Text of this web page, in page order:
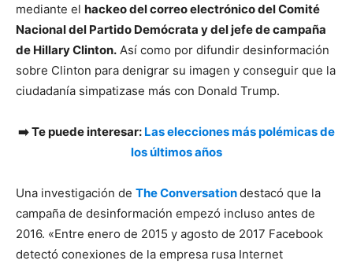
mediante el hackeo del correo electrónico del Comité
Nacional del Partido Demócrata y del jefe de campaña
de Hillary Clinton. Así como por difundir desinformación
sobre Clinton para denigrar su imagen y conseguir que la
ciudadanía simpatizase más con Donald Trump.
➡️ Te puede interesar: Las elecciones más polémicas de
los últimos años
Una investigación de The Conversationdestacó que la
campaña de desinformación empezó incluso antes de
2016. «Entre enero de 2015 y agosto de 2017 Facebook
detectó conexiones de la empresa rusa Internet